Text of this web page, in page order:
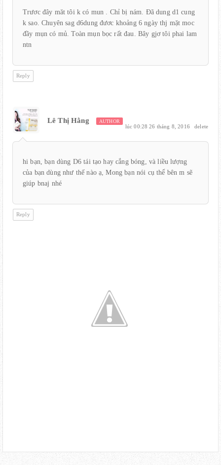
Trươc đây măt tôi k có mun . Chỉ bị nám. Đã dung d1 cung
k sao. Chuyên sag d6dung đươc khoảng 6 ngày thj mặt moc
đầy mụn có mủ. Toàn mụn bọc rất đau. Bây gjơ tôi phai lam
ntn
Reply
Lê Thị Hằng AUTHOR
lúc 00:28 26 tháng 8, 2016 delete
hi bạn, bạn dùng D6 tái tạo hay cắng bóng, và liều lượng
của bạn dùng như thế nào ạ, Mong bạn nói cụ thể bên m sẽ
giúp bnaj nhé
Reply